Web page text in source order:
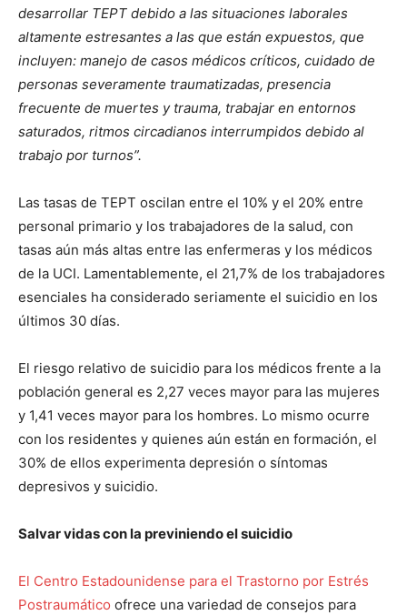
desarrollar TEPT debido a las situaciones laborales
altamente estresantes a las que están expuestos, que
incluyen: manejo de casos médicos críticos, cuidado de
personas severamente traumatizadas, presencia
frecuente de muertes y trauma, trabajar en entornos
saturados, ritmos circadianos interrumpidos debido al
trabajo por turnos”.
Las tasas de TEPT oscilan entre el 10% y el 20% entre
personal primario y los trabajadores de la salud, con
tasas aún más altas entre las enfermeras y los médicos
de la UCI. Lamentablemente, el 21,7% de los trabajadores
esenciales ha considerado seriamente el suicidio en los
últimos 30 días.
El riesgo relativo de suicidio para los médicos frente a la
población general es 2,27 veces mayor para las mujeres
y 1,41 veces mayor para los hombres. Lo mismo ocurre
con los residentes y quienes aún están en formación, el
30% de ellos experimenta depresión o síntomas
depresivos y suicidio.
Salvar vidas con la previniendo el suicidio
El Centro Estadounidense para el Trastorno por Estrés
Postraumático ofrece una variedad de consejos para